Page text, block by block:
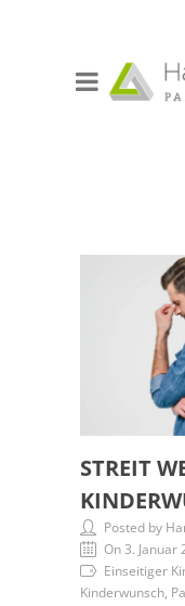
STREIT
Posted by
On 3. Januar
Einseitiger
Kinderwunsch,